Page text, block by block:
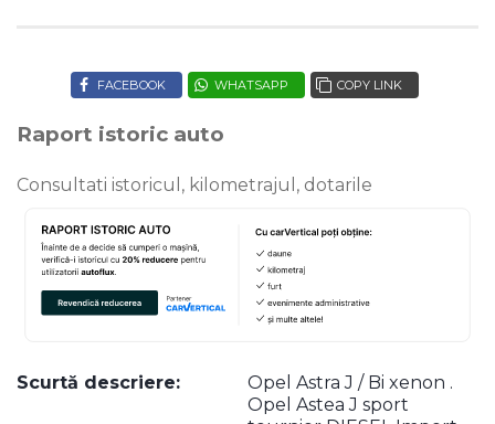
FACEBOOK WHATSAPP COPY LINK
Raport istoric auto
Consultati istoricul, kilometrajul, dotarile
Scurtă descriere:
Opel Astra J / Bi xenon .
Opel Astea J sport